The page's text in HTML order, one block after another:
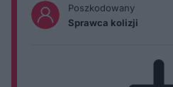
Poszkodowany
Sprawca kolizji